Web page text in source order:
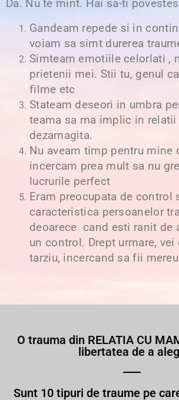
Da. Nu te mint. Hai sa-ti
Gandeam repede si in
voiam sa simt durerea
Simteam emotiile celorlati ,
prietenii mei. Stii tu, genul
filme etc
Stateam deseori in umbra
teama sa ma implic in relatii
dezamagita.
Nu aveam timp pentru mine
incercam prea mult sa nu
lucrurile perfect
Eram preocupata de control
caracteristica persoanelor
deoarece cand esti ranit de
un control. Drept urmare,
tarziu, incercand sa fii
O trauma din RELATIA CU
libertatea de a
Sunt 10 tipuri de traume pe